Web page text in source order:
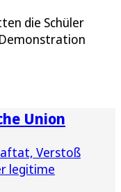
die Schüler
Union
Verstoß
legitime